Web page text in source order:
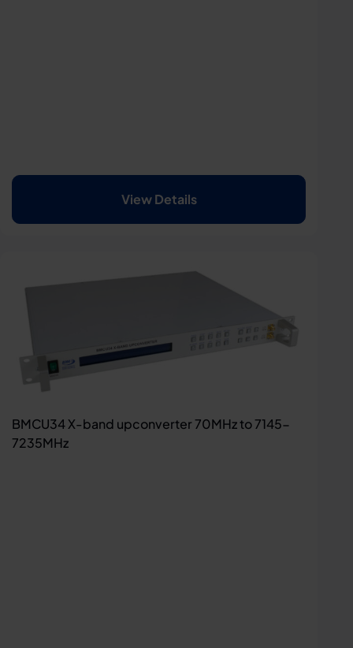
View Details
BMCU34 X-band upconverter 70MHz to 7145-
7235MHz